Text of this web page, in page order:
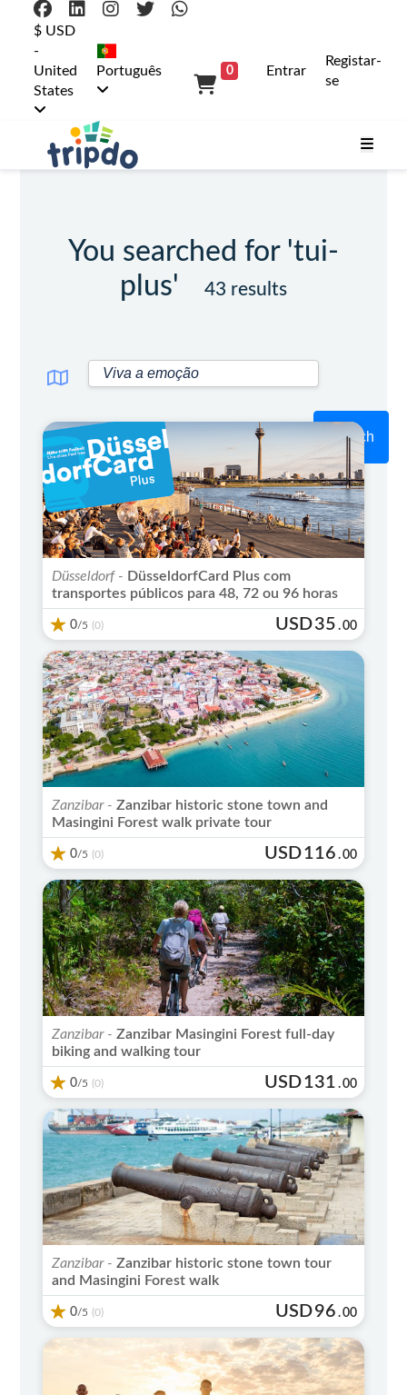
$ USD
-
United
States
Português 0 Entrar
Registar-
se
You searched for 'tui-
plus'
43 results
Search
Top Seller
Düsseldorf - DüsseldorfCard Plus com
transportes públicos para 48, 72 ou 96 horas
0/5 (0) USD35 .00
Zanzibar - Zanzibar historic stone town and
Masingini Forest walk private tour
0/5 (0) USD116 .00
Zanzibar - Zanzibar Masingini Forest full-day
biking and walking tour
0/5 (0) USD131 .00
Zanzibar - Zanzibar historic stone town tour
and Masingini Forest walk
0/5 (0) USD96 .00